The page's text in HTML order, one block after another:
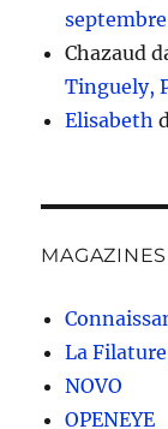
Chazaud
Tinguely,
Elisabeth
MAGAZINES
La
NOVO
OPENEYE